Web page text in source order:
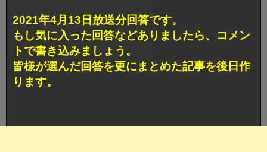
2021年4月13日放送分回答です。
もし気に入った回答などありましたら、コメン
トで書き込みましょう。
皆様が選んだ回答を更にまとめた記事を後日作
ります。